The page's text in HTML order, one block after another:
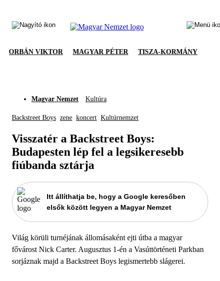
ORBÁN VIKTOR MAGYAR PÉTER TISZA-KORMÁNY
Magyar Nemzet Kultúra
Backstreet Boys zene koncert Kultúrnemzet
Visszatér a Backstreet Boys:
Budapesten lép fel a legsikeresebb
fiúbanda sztárja
Itt állíthatja be, hogy a Google keresőben
elsők között legyen a Magyar Nemzet
Világ körüli turnéjának állomásaként ejti útba a magyar
fővárost Nick Carter. Augusztus 1-én a Vasúttörténeti Parkban
sorjáznak majd a Backstreet Boys legismertebb slágerei.